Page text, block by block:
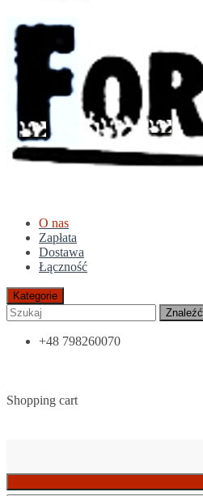
O nas
Zapłata
Dostawa
Łączność
Kategorie
Znaleźć
+48 798260070
Shopping cart